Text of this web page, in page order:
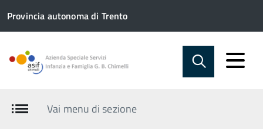
Provincia autonoma di Trento
Vai menu di sezione